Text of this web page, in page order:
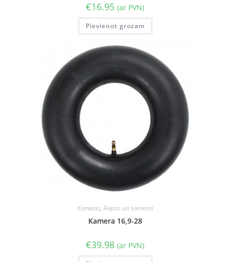
€16.95 (ar PVN)
Pievienot grozam
Kameras, Riepas un kameras
Kamera 16,9-28
€39.98 (ar PVN)